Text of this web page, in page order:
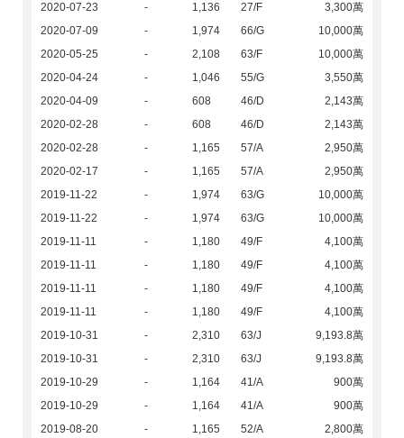
2020-07-23
- 1,136 27/F
3,300萬
2020-07-09
- 1,974 66/G
10,000萬
2020-05-25
- 2,108 63/F
10,000萬
2020-04-24
- 1,046 55/G
3,550萬
2020-04-09
- 608 46/D
2,143萬
2020-02-28
- 608 46/D
2,143萬
2020-02-28
- 1,165 57/A
2,950萬
2020-02-17
- 1,165 57/A
2,950萬
2019-11-22
- 1,974 63/G
10,000萬
2019-11-22
- 1,974 63/G
10,000萬
2019-11-11
- 1,180 49/F
4,100萬
2019-11-11
- 1,180 49/F
4,100萬
2019-11-11
- 1,180 49/F
4,100萬
2019-11-11
- 1,180 49/F
4,100萬
2019-10-31
- 2,310 63/J
9,193.8萬
2019-10-31
- 2,310 63/J
9,193.8萬
2019-10-29
- 1,164 41/A
900萬
2019-10-29
- 1,164 41/A
900萬
2019-08-20
- 1,165 52/A
2,800萬